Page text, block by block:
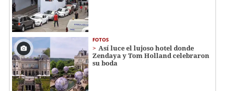
FOTOS
Así luce el lujoso hotel donde
Zendaya y Tom Holland celebraron
su boda